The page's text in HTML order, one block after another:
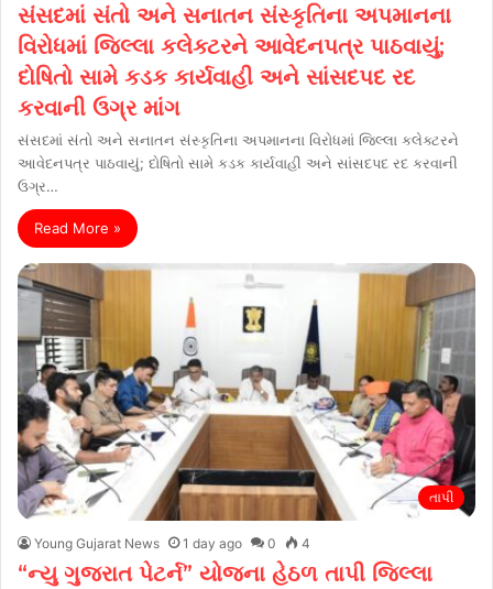
સંસદમાં સંતો અને સનાતન સંસ્કૃતિના અપમાનના
વિરોધમાં જિલ્લા કલેક્ટરને આવેદનપત્ર પાઠવાયું;
દોષિતો સામે કડક કાર્યવાહી અને સાંસદપદ રદ
કરવાની ઉગ્ર માંગ
સંસદમાં સંતો અને સનાતન સંસ્કૃતિના અપમાનના વિરોધમાં જિલ્લા કલેક્ટરને
આવેદનપત્ર પાઠવાયું; દોષિતો સામે કડક કાર્યવાહી અને સાંસદપદ રદ કરવાની
ઉગ્ર…
Read More »
તાપી
Young Gujarat News 1 day ago 0 4
“ન્યુ ગુજરાત પેટર્ન” યોજના હેઠળ તાપી જિલ્લા